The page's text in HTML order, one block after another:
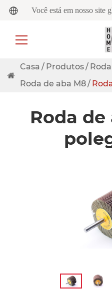
Você está em nosso site
Casa Produtos
Roda de aba M8
Roda de